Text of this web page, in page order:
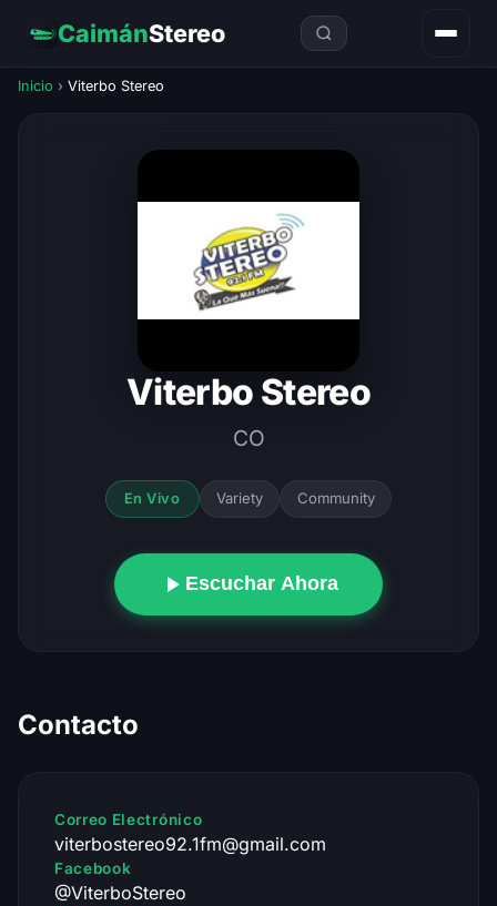
CaimánStereo
Inicio › Viterbo Stereo
Viterbo Stereo
CO
En Vivo Variety Community
Escuchar Ahora
Contacto
Correo Electrónico
viterbostereo92.1fm@gmail.com
Facebook
@ViterboStereo